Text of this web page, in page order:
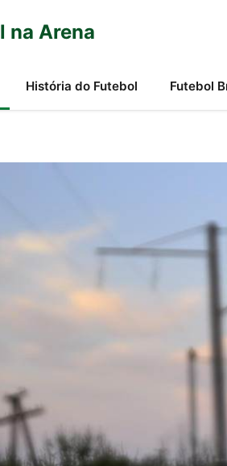
na Arena
História do Futebol Futebol